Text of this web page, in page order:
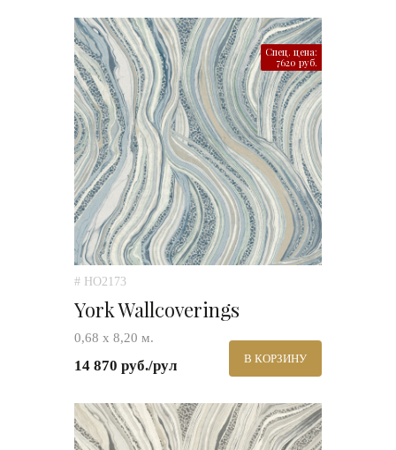
Спец. цена:
7620 руб.
# HO2173
York Wallcoverings
0,68 х 8,20 м.
14 870 руб./рул В КОРЗИНУ